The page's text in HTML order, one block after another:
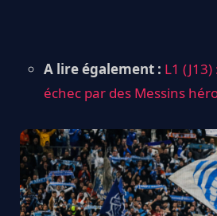
A lire également : L1 (J13)
échec par des Messins